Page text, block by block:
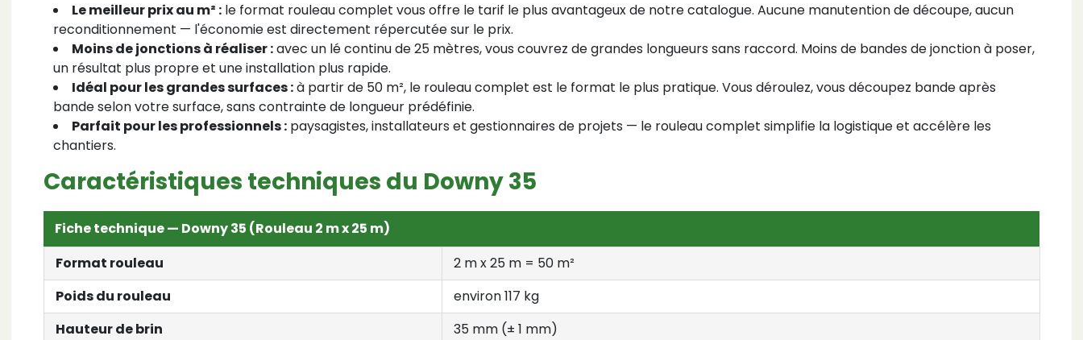
Le meilleur prix au m² : le format rouleau complet vous offre le tarif le plus avantageux de notre catalogue. Aucune manutention de découpe, aucun
reconditionnement — l'économie est directement répercutée sur le prix.
Moins de jonctions à réaliser :avec un lé continu de 25 mètres, vous couvrez de grandes longueurs sans raccord. Moins de bandes de jonction à poser,
un résultat plus propre et une installation plus rapide.
Idéal pour les grandes surfaces :à partir de 50 m², le rouleau complet est le format le plus pratique. Vous déroulez, vous découpez bande après
bande selon votre surface, sans contrainte de longueur prédéfinie.
Parfait pour les professionnels : paysagistes, installateurs et gestionnaires de projets — le rouleau complet simplifie la logistique et accélère les
chantiers.
Caractéristiques techniques du Downy 35
Fiche technique — Downy 35 (Rouleau 2 m x 25 m)
Format rouleau
2 m x 25 m = 50 m²
Poids du rouleau
environ 117 kg
Hauteur de brin
35 mm (± 1 mm)